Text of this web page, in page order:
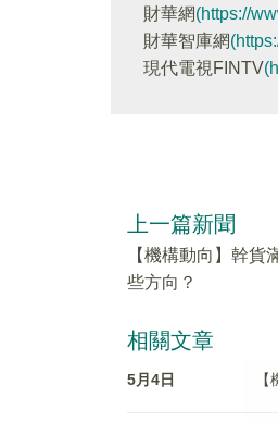
財華網(https://
財華智庫網
現代電視FINTV
上一篇新聞
【機構動向】幹貨
些方向？
相關文章
5月4日